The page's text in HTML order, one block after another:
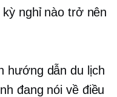
nghỉ nào trở nên
hướng dẫn du lịch
đang nói về điều